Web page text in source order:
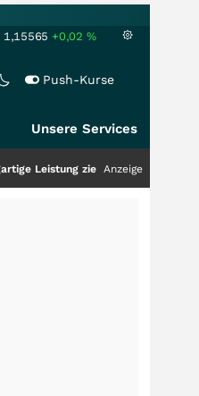
1,15565 +0,02 %
Push-Kurse
Unsere Services
die Top-Dogs an!+++
Anzeige